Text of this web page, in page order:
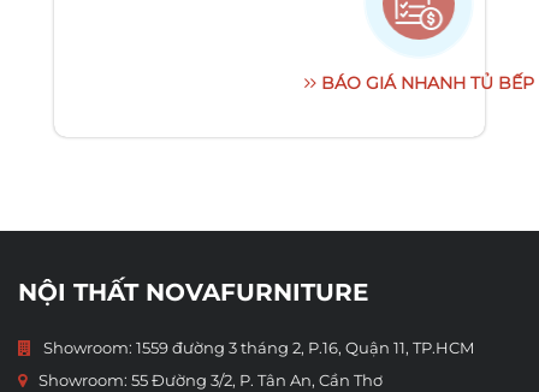
BÁO GIÁ NHANH TỦ BẾP
NỘI THẤT NOVAFURNITURE
Showroom: 1559 đường 3 tháng 2, P.16, Quận 11, TP.HCM
Showroom: 55 Đường 3/2, P. Tân An, Cần Thơ